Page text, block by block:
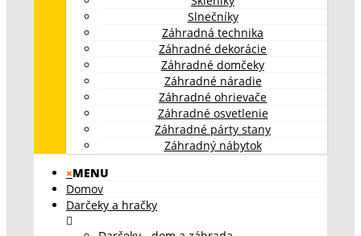
Slnečníky
Záhradná technika
Záhradné dekorácie
Záhradné domčeky
Záhradné náradie
Záhradné ohrievače
Záhradné osvetlenie
Záhradné párty stany
Záhradný nábytok
×MENU
Domov
Darčeky a hračky